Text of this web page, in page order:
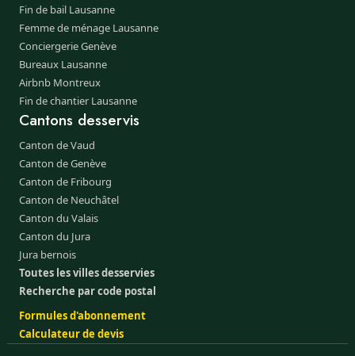
Fin de bail Lausanne
Femme de ménage Lausanne
Conciergerie Genève
Bureaux Lausanne
Airbnb Montreux
Fin de chantier Lausanne
Cantons desservis
Canton de Vaud
Canton de Genève
Canton de Fribourg
Canton de Neuchâtel
Canton du Valais
Canton du Jura
Jura bernois
Toutes les villes desservies
Recherche par code postal
Formules d'abonnement
Calculateur de devis